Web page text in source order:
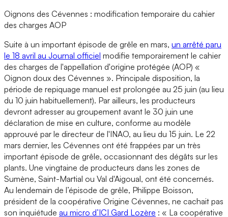
Oignons des Cévennes : modification temporaire du cahier
des charges AOP
Suite à un important épisode de grêle en mars, un arrêté paru
le 18 avril au Journal officiel modifie temporairement le cahier
des charges de l'appellation d'origine protégée (AOP) «
Oignon doux des Cévennes ». Principale disposition, la
période de repiquage manuel est prolongée au 25 juin (au lieu
du 10 juin habituellement). Par ailleurs, les producteurs
devront adresser au groupement avant le 30 juin une
déclaration de mise en culture, conforme au modèle
approuvé par le directeur de l'INAO, au lieu du 15 juin. Le 22
mars dernier, les Cévennes ont été frappées par un très
important épisode de grêle, occasionnant des dégâts sur les
plants. Une vingtaine de producteurs dans les zones de
Sumène, Saint-Martial ou Val d'Aigoual, ont été concernés.
Au lendemain de l’épisode de grêle, Philippe Boisson,
président de la coopérative Origine Cévennes, ne cachait pas
son inquiétude au micro d’ICI Gard Lozère : « La coopérative